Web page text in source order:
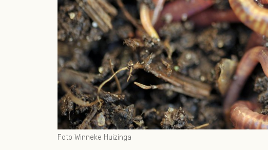
Foto Winneke Huizinga